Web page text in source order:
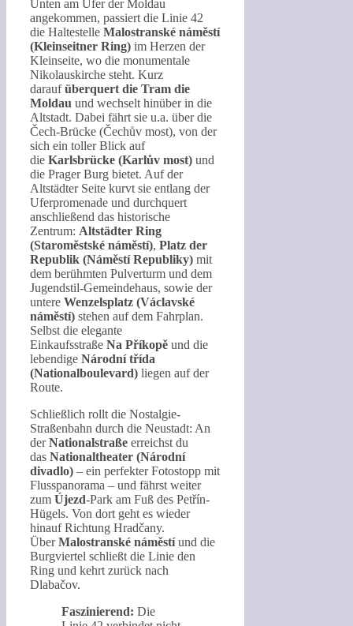
Unten am Ufer der Moldau
angekommen, passiert die Linie 42
die Haltestelle Malostranské náměstí
(Kleinseitner Ring) im Herzen der
Kleinseite, wo die monumentale
Nikolauskirche steht. Kurz
daraufüberquert die Tram die
Moldau und wechselt hinüber in die
Altstadt. Dabei fährt sie u.a. über die
Čech-Brücke (Čechův most), von der
sich ein toller Blick auf
die Karlsbrücke (Karlův most) und
die Prager Burg bietet. Auf der
Altstädter Seite kurvt sie entlang der
Uferpromenade und durchquert
anschließend das historische
Zentrum: Altstädter Ring
(Staroměstské náměstí), Platz der
Republik (Náměstí Republiky) mit
dem berühmten Pulverturm und dem
Jugendstil-Gemeindehaus, sowie der
untere Wenzelsplatz (Václavské
náměstí) stehen auf dem Fahrplan.
Selbst die elegante
Einkaufsstraße Na Příkopě und die
lebendige Národní třída
(Nationalboulevard) liegen auf der
Route.
Schließlich rollt die Nostalgie-
Straßenbahn durch die Neustadt: An
derNationalstraße erreichst du
das Nationaltheater (Národní
divadlo) – ein perfekter Fotostopp mit
Flusspanorama – und fährst weiter
zum Újezd-Park am Fuß des Petřín-
Hügels. Von dort geht es wieder
hinauf Richtung Hradčany.
ÜberMalostranské náměstíund die
Burgviertel schließt die Linie den
Ring und kehrt zurück nach
Dlabačov.
Faszinierend: Die